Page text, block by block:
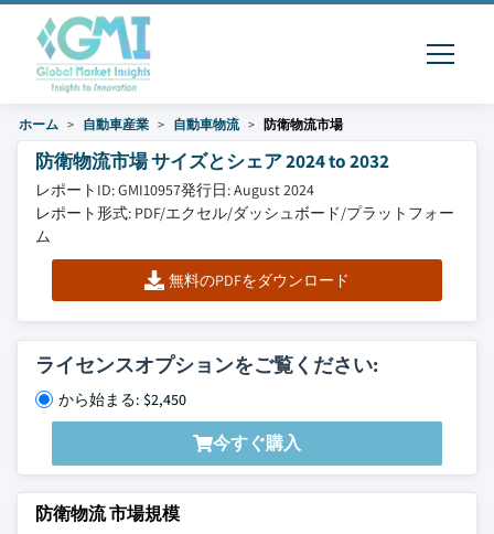
ホーム 自動車産業 自動車物流 防衛物流市場
防衛物流市場 サイズとシェア 2024 to 2032
レポートID: GMI10957発行日: August 2024
レポート形式: PDF/エクセル/ダッシュボード/プラットフォー
ム
無料のPDFをダウンロード
ライセンスオプションをご覧ください:
から始まる: $2,450
今すぐ購入
防衛物流 市場規模